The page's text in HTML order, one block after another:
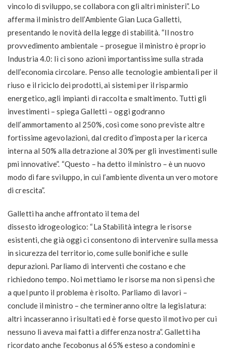
vincolo di sviluppo, se collabora con gli altri ministeri”. Lo
afferma il ministro dell’Ambiente Gian Luca Galletti,
presentando le novità della legge di stabilità. “Il nostro
provvedimento ambientale – prosegue il ministro è proprio
Industria 4.0: lì ci sono azioni importantissime sulla strada
dell’economia circolare. Penso alle tecnologie ambientali per il
riuso e il riciclo dei prodotti, ai sistemi per il risparmio
energetico, agli impianti di raccolta e smaltimento. Tutti gli
investimenti – spiega Galletti – oggi godranno
dell’ammortamento al 250%, così come sono previste altre
fortissime agevolazioni, dal credito d’imposta per la ricerca
interna al 50% alla detrazione al 30% per gli investimenti sulle
pmi innovative”. “Questo – ha detto il ministro – è un nuovo
modo di fare sviluppo, in cui l’ambiente diventa un vero motore
di crescita”.
Galletti ha anche affrontato il tema del
dissesto idrogeologico: “La Stabilità integra le risorse
esistenti, che già oggi ci consentono di intervenire sulla messa
in sicurezza del territorio, come sulle bonifiche e sulle
depurazioni. Parliamo di interventi che costano e che
richiedono tempo. Noi mettiamo le risorse ma non si pensi che
a quel punto il problema è risolto. Parliamo di lavori –
conclude il ministro – che termineranno oltre la legislatura:
altri incasseranno i risultati ed è forse questo il motivo per cui
nessuno li aveva mai fatti a differenza nostra”. Galletti ha
ricordato anche l’ecobonus al 65% esteso a condomini e